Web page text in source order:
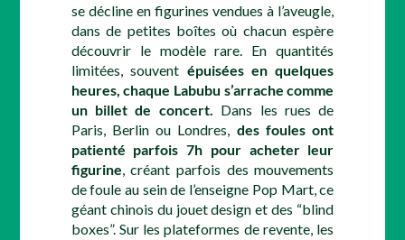
se décline en figurines vendues à l’aveugle,
dans de petites boîtes où chacun espère
découvrir le modèle rare. En quantités
limitées, souvent épuisées en quelques
heures, chaque Labubu s’arrache comme
un billet de concert. Dans les rues de
Paris, Berlin ou Londres, des foules ont
patienté parfois 7h pour acheter leur
figurine, créant parfois des mouvements
de foule au sein de l’enseigne Pop Mart, ce
géant chinois du jouet design et des “blind
boxes”. Sur les plateformes de revente, les